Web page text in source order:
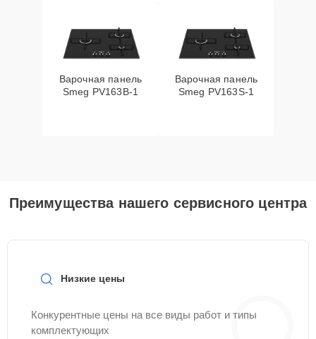
Варочная панель
Smeg PV163B-1
Варочная панель
Smeg PV163S-1
Преимущества нашего сервисного центра
Низкие цены
Конкурентные цены на все виды работ и типы
комплектующих